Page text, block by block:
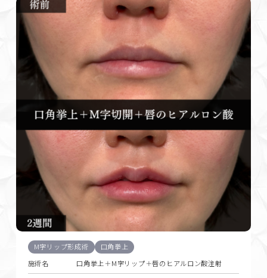
M字リップ形成術
口角拳上
施術名
口角挙上＋M字リップ＋唇のヒアルロン酸注射